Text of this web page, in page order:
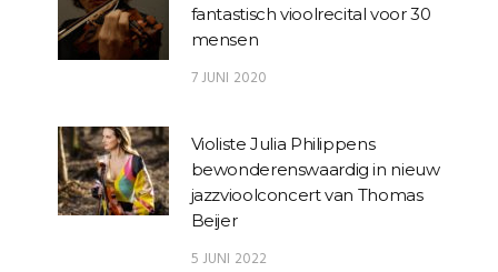
fantastisch vioolrecital voor 30
mensen
7 JUNI 2020
Violiste Julia Philippens
bewonderenswaardig in nieuw
jazzvioolconcert van Thomas
Beijer
5 JUNI 2022